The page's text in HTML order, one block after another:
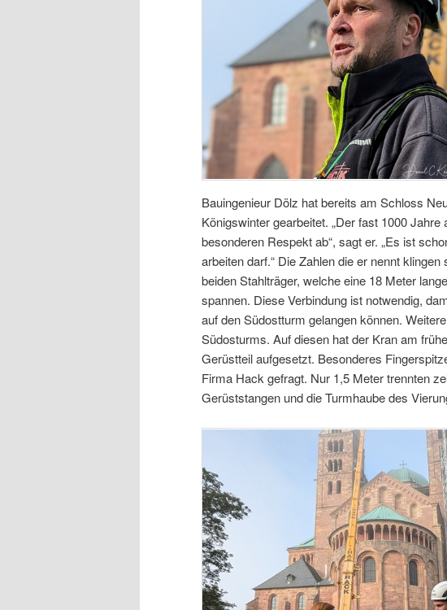
Bauingenieur Dölz hat bereits am Schloss
Königswinter gearbeitet. „Der fast 1000
besonderen Respekt ab“, sagt er. „Es ist
arbeiten darf.“ Die Zahlen die er nennt
beiden Stahlträger, welche eine 18 Meter
spannen. Diese Verbindung ist notwendig,
auf den Südostturm gelangen können.
Südosturms. Auf diesen hat der Kran am
Gerüstteil aufgesetzt. Besonderes
Firma Hack gefragt. Nur 1,5 Meter trennten
Gerüststangen und die Turmhaube des